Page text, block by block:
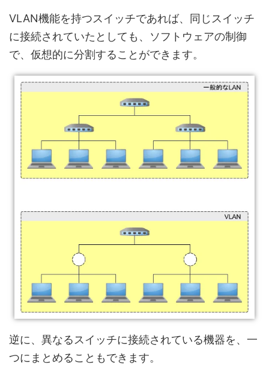
VLAN機能を持つスイッチであれば、同じスイッチ
に接続されていたとしても、ソフトウェアの制御
で、仮想的に分割することができます。
逆に、異なるスイッチに接続されている機器を、一
つにまとめることもできます。